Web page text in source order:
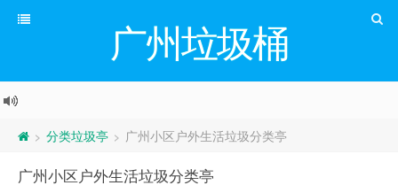
广州垃圾桶
> 分类垃圾亭 > 广州小区户外生活垃圾分类亭
广州小区户外生活垃圾分类亭